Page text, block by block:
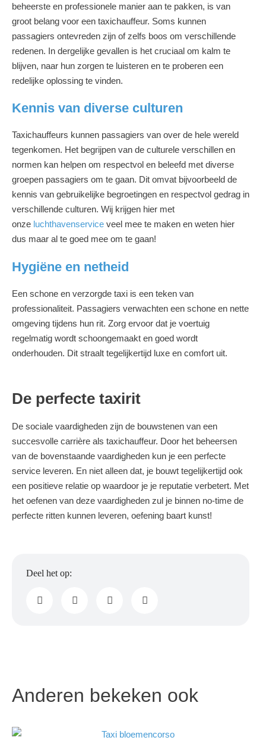
beheerste en professionele manier aan te pakken, is van
groot belang voor een taxichauffeur. Soms kunnen
passagiers ontevreden zijn of zelfs boos om verschillende
redenen. In dergelijke gevallen is het cruciaal om kalm te
blijven, naar hun zorgen te luisteren en te proberen een
redelijke oplossing te vinden.
Kennis van diverse culturen
Taxichauffeurs kunnen passagiers van over de hele wereld
tegenkomen. Het begrijpen van de culturele verschillen en
normen kan helpen om respectvol en beleefd met diverse
groepen passagiers om te gaan. Dit omvat bijvoorbeeld de
kennis van gebruikelijke begroetingen en respectvol gedrag in
verschillende culturen. Wij krijgen hier met
onze luchthavenservice veel mee te maken en weten hier
dus maar al te goed mee om te gaan!
Hygiëne en netheid
Een schone en verzorgde taxi is een teken van
professionaliteit. Passagiers verwachten een schone en nette
omgeving tijdens hun rit. Zorg ervoor dat je voertuig
regelmatig wordt schoongemaakt en goed wordt
onderhouden. Dit straalt tegelijkertijd luxe en comfort uit.
De perfecte taxirit
De sociale vaardigheden zijn de bouwstenen van een
succesvolle carrière als taxichauffeur. Door het beheersen
van de bovenstaande vaardigheden kun je een perfecte
service leveren. En niet alleen dat, je bouwt tegelijkertijd ook
een positieve relatie op waardoor je je reputatie verbetert. Met
het oefenen van deze vaardigheden zul je binnen no-time de
perfecte ritten kunnen leveren, oefening baart kunst!
Anderen bekeken ook